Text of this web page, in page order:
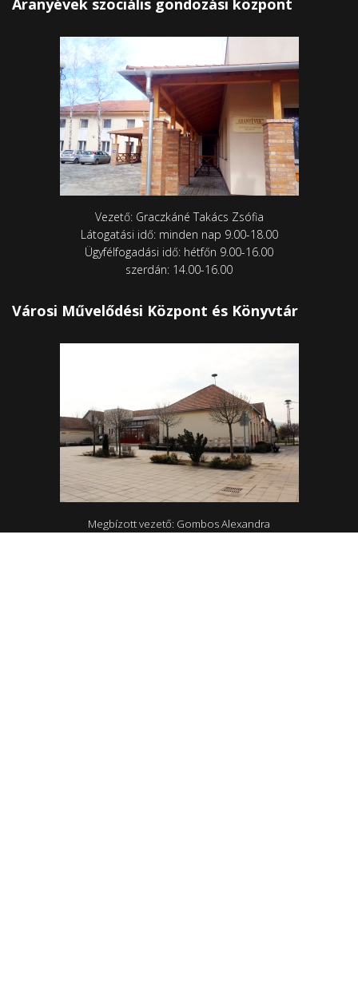
Aranyévek szociális gondozási központ
Vezető: Graczkáné Takács Zsófia
Látogatási idő: minden nap 9.00-18.00
Ügyfélfogadási idő: hétfőn 9.00-16.00
szerdán: 14.00-16.00
Városi Művelődési Központ és Könyvtár
Megbízott vezető: Gombos Alexandra